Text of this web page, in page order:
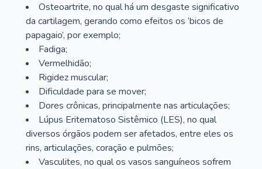
Osteoartrite, no qual há um desgaste significativo
da cartilagem, gerando como efeitos os ‘bicos de
papagaio’, por exemplo;
Fadiga;
Vermelhidão;
Rigidez muscular;
Dificuldade para se mover;
Dores crônicas, principalmente nas articulações;
Lúpus Eritematoso Sistêmico (LES), no qual
diversos órgãos podem ser afetados, entre eles os
rins, articulações, coração e pulmões;
Vasculites, no qual os vasos sanguíneos sofrem